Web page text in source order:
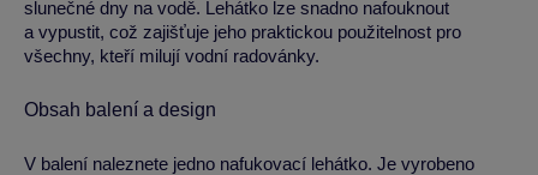
slunečné dny na vodě. Lehátko lze snadno nafouknout
a vypustit, což zajišťuje jeho praktickou použitelnost pro
všechny, kteří milují vodní radovánky.
Obsah balení a design
V balení naleznete jedno nafukovací lehátko. Je vyrobeno